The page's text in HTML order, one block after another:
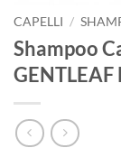
CAPELLI /
Shampoo
GENTLEAF